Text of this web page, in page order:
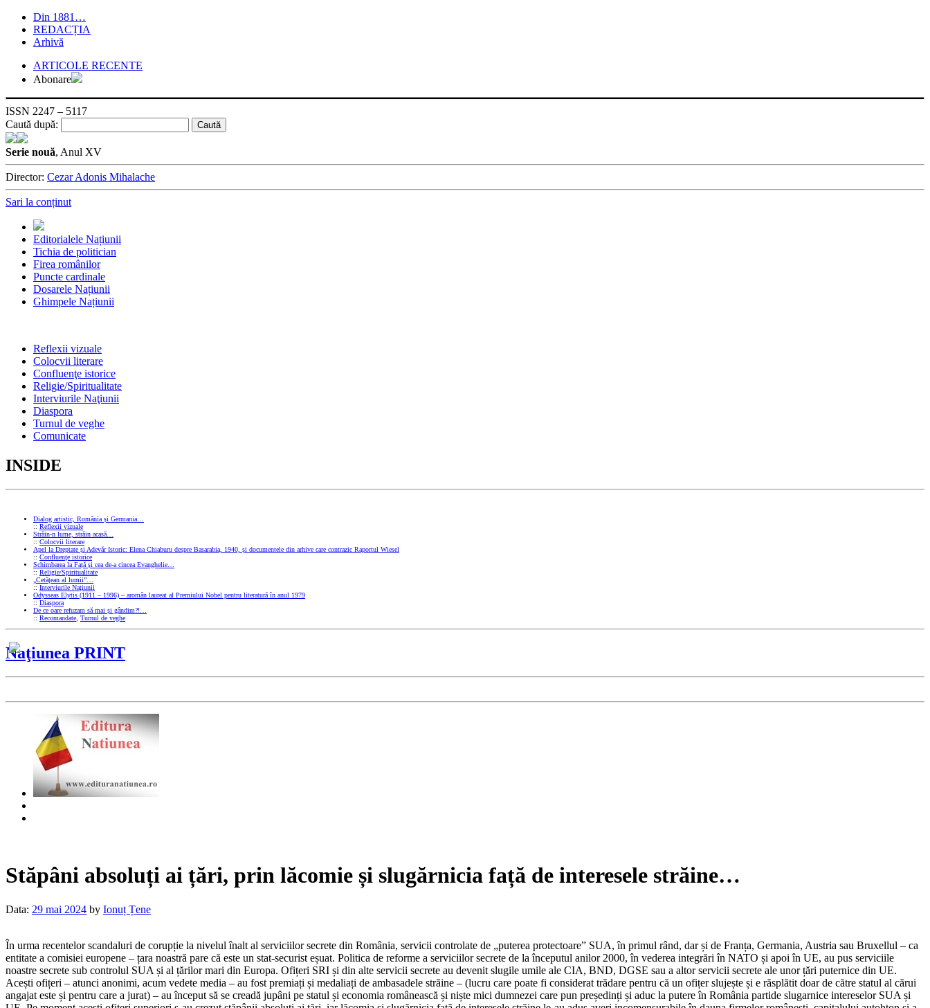
Din 1881…
REDACȚIA
Arhivă
ARTICOLE RECENTE
Abonare
ISSN 2247 – 5117
Caută după:
Serie nouă, Anul XV
Director: Cezar Adonis Mihalache
Sari la conținut
Editorialele Națiunii
Tichia de politician
Firea românilor
Puncte cardinale
Dosarele Națiunii
Ghimpele Națiunii
Reflexii vizuale
Colocvii literare
Confluenţe istorice
Religie/Spiritualitate
Interviurile Naţiunii
Diaspora
Turnul de veghe
Comunicate
INSIDE
Dialog artistic, România și Germania…
:: Reflexii vizuale
Străin-n lume, străin acasă…
:: Colocvii literare
Apel la Dreptate și Adevăr Istoric: Elena Chiaburu despre Basarabia, 1940, și documentele din arhive care contrazic Raportul Wiesel
:: Confluenţe istorice
Schimbarea la Față și cea de-a cincea Evanghelie…
:: Religie/Spiritualitate
„Cetățean al lumii”…
:: Interviurile Naţiunii
Odysseas Elytis (1911 – 1996) – aromân laureat al Premiului Nobel pentru literatură în anul 1979
:: Diaspora
De ce oare refuzam să mai și gândim?!…
:: Recomandate Turnul de veghe
Naţiunea PRINT
Stăpâni absoluți ai țări, prin lăcomie și slugărnicia față de interesele străine…
Data: 29 mai 2024 by Ionuț Țene
În urma recentelor scandaluri de corupție la nivelul înalt al serviciilor secrete din România, servicii controlate de „puterea protectoare” SUA, în primul rând, dar și de Franța, Germania, Austria sau Bruxellul – ca
entitate a comisiei europene – țara noastră pare că este un stat-securist eșuat. Politica de reforme a serviciilor secrete de la începutul anilor 2000, în vederea integrări în NATO și apoi în UE, au pus serviciile
noastre secrete sub controlul SUA și al țărilor mari din Europa. Ofițeri SRI și din alte servicii secrete au devenit slugile umile ale CIA, BND, DGSE sau a altor servicii secrete ale unor țări puternice din UE.
Acești ofițeri – atunci anonimi, acum vedete media – au fost premiați și medaliați de ambasadele străine – (lucru care poate fi considerat trădare pentru că un ofițer slujește și e răsplătit doar de către statul al cărui
angajat este și pentru care a jurat) – au început să se creadă jupâni pe statul și economia românească și niște mici dumnezei care pun președinți și aduc la putere în România partide slugarnice intereselor SUA și